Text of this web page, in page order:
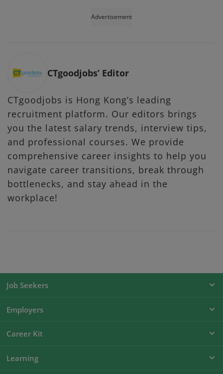
Advertisement
CTgoodjobs’ Editor
CTgoodjobs is Hong Kong’s leading
recruitment platform. Our editors brings
you the latest salary trends, interview tips,
and professional courses. We provide
comprehensive career insights to help you
navigate career transitions, break through
bottlenecks, and stay ahead in the
workplace!
Job Seekers
Employers
Career Kit
Learning